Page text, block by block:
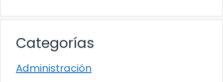
Categorías
Administración